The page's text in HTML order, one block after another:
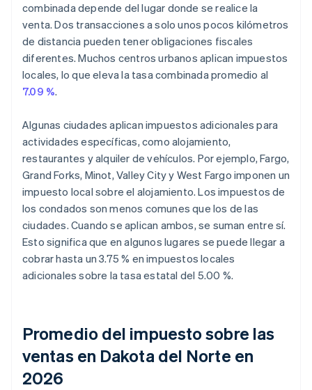
combinada depende del lugar donde se realice la
venta. Dos transacciones a solo unos pocos kilómetros
de distancia pueden tener obligaciones fiscales
diferentes. Muchos centros urbanos aplican impuestos
locales, lo que eleva la tasa combinada promedio al
7.09 %.
Algunas ciudades aplican impuestos adicionales para
actividades específicas, como alojamiento,
restaurantes y alquiler de vehículos. Por ejemplo, Fargo,
Grand Forks, Minot, Valley City y West Fargo imponen un
impuesto local sobre el alojamiento. Los impuestos de
los condados son menos comunes que los de las
ciudades. Cuando se aplican ambos, se suman entre sí.
Esto significa que en algunos lugares se puede llegar a
cobrar hasta un 3.75 % en impuestos locales
adicionales sobre la tasa estatal del 5.00 %.
Promedio del impuesto sobre las
ventas en Dakota del Norte en
2026